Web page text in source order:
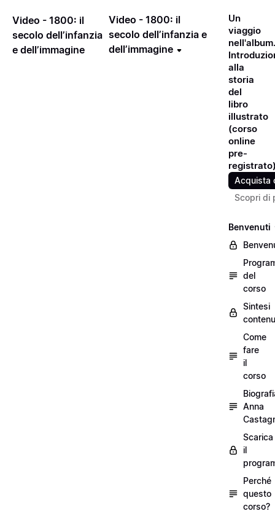
Video - 1800: il
secolo dell’infanzia
e dell’immagine
Video - 1800: il
secolo dell’infanzia e
dell’immagine
Un
viaggio
nell'album.
alla
storia
del
libro
illustrato
(corso
online
pre-
Acquista
Scopri di
Benvenuti
del
corso
Sintesi
Come
fare
il
corso
Anna
Scarica
il
Perché
questo
corso?